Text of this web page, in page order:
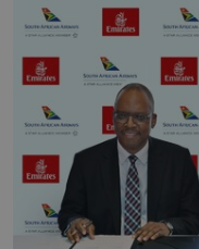
letního koupání. Stačí